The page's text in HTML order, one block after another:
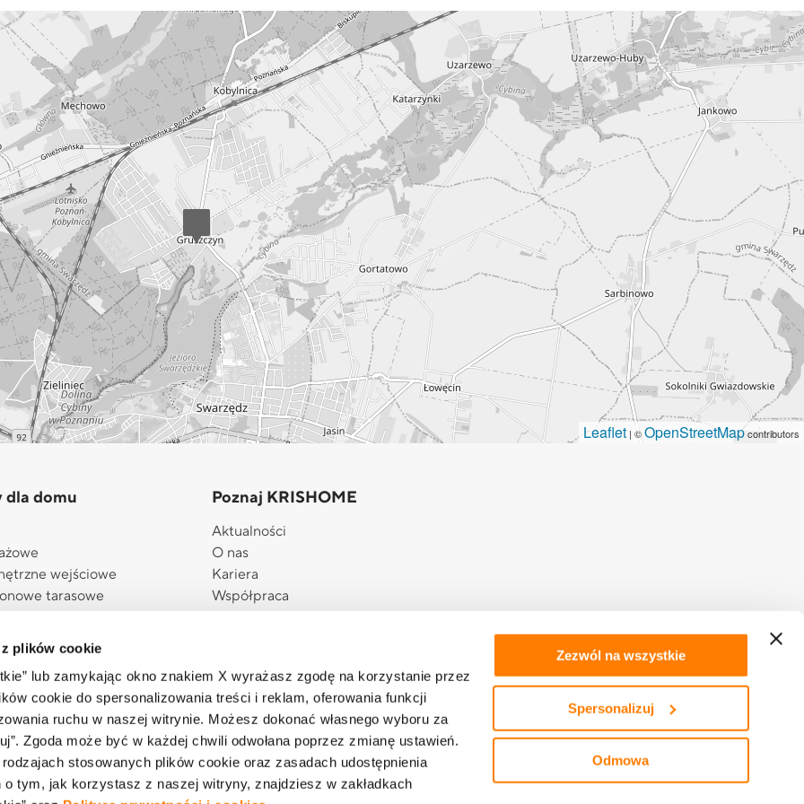
plików cookie
lub zamykając okno znakiem X wyrażasz zgodę na korzystanie przez
cookie do spersonalizowania treści i reklam, oferowania funkcji
ruchu w naszej witrynie. Możesz dokonać własnego wyboru za
Zgoda może być w każdej chwili odwołana poprzez zmianę ustawień.
stosowanych plików cookie oraz zasadach udostępnienia
tym, jak korzystasz z naszej witryny, znajdziesz w zakładkach
Zezwól na wszystkie
Spersonalizuj
Odmowa
Leaflet | ©OpenStreetMapcontributors
domu
wejściowe
tarasowe
dla domu
Poznaj KRISHOME
Aktualności
O nas
Kariera
Współpraca
Informacja o realizowanej strategii
podatkowej